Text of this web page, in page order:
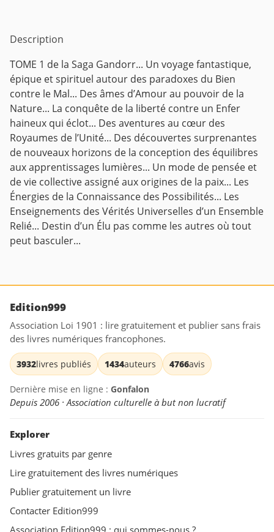
Description
TOME 1 de la Saga Gandorr... Un voyage fantastique,
épique et spirituel autour des paradoxes du Bien
contre le Mal... Des âmes d’Amour au pouvoir de la
Nature... La conquête de la liberté contre un Enfer
haineux qui éclot... Des aventures au cœur des
Royaumes de l’Unité... Des découvertes surprenantes
de nouveaux horizons de la conception des équilibres
aux apprentissages lumières... Un mode de pensée et
de vie collective assigné aux origines de la paix... Les
Énergies de la Connaissance des Possibilités... Les
Enseignements des Vérités Universelles d’un Ensemble
Relié... Destin d’un Élu pas comme les autres où tout
peut basculer...
Edition999
Association Loi 1901 : lire gratuitement et publier sans frais
des livres numériques francophones.
3932livres publiés 1434auteurs 4766avis
Dernière mise en ligne : Gonfalon
Depuis 2006 · Association culturelle à but non lucratif
Explorer
Livres gratuits par genre
Lire gratuitement des livres numériques
Publier gratuitement un livre
Contacter Edition999